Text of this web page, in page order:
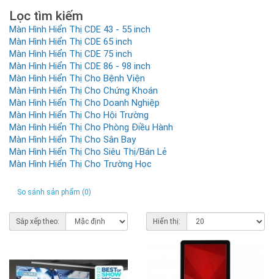
Lọc tìm kiếm
Màn Hình Hiển Thị CDE 43 - 55 inch
Màn Hình Hiển Thị CDE 65 inch
Màn Hình Hiển Thị CDE 75 inch
Màn Hình Hiển Thị CDE 86 - 98 inch
Màn Hình Hiển Thị Cho Bệnh Viện
Màn Hình Hiển Thị Cho Chứng Khoán
Màn Hình Hiển Thị Cho Doanh Nghiệp
Màn Hình Hiển Thị Cho Hội Trường
Màn Hình Hiển Thị Cho Phòng Điều Hành
Màn Hình Hiển Thị Cho Sân Bay
Màn Hình Hiển Thị Cho Siêu Thị/Bán Lẻ
Màn Hình Hiển Thị Cho Trường Học
So sánh sản phẩm (0)
Sắp xếp theo: Hiển thị: